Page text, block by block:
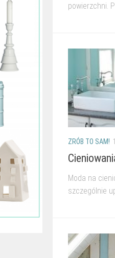
powierzchni.
ZRÓB TO SAM!
Moda na
szczególnie